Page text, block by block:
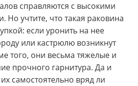
справляются с высокими
Но учтите, что такая раковина
если уронить на нее
или кастрюлю возникнут
того, они весьма тяжелые и
прочного гарнитура. Да и
самостоятельно вряд ли